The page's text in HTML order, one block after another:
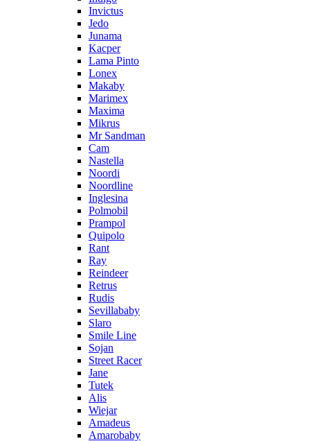
Invictus
Jedo
Junama
Kacper
Lama Pinto
Lonex
Makaby
Marimex
Maxima
Mikrus
Mr Sandman
Cam
Nastella
Noordi
Noordline
Inglesina
Polmobil
Prampol
Quipolo
Rant
Ray
Reindeer
Retrus
Rudis
Sevillababy
Slaro
Smile Line
Sojan
Street Racer
Jane
Tutek
Alis
Wiejar
Amadeus
Amarobaby